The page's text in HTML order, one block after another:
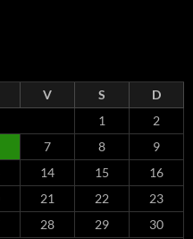
V S
D
1
2
7 8
9
14 15
16
21 22
23
28 29
30